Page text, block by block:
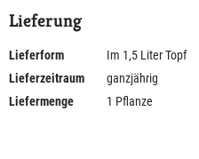
Lieferung
Lieferform
Im 1,5 Liter Topf
Lieferzeitraum
ganzjährig
Liefermenge
1 Pflanze